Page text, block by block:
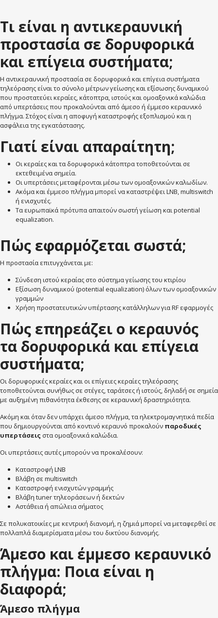
Τι είναι η αντικεραυνική
προστασία σε δορυφορικά
και επίγεια συστήματα;
Η αντικεραυνική προστασία σε δορυφορικά και επίγεια συστήματα
τηλεόρασης είναι το σύνολο μέτρων γείωσης και εξίσωσης δυναμικού
που προστατεύει κεραίες, κάτοπτρα, ιστούς και ομοαξονικά καλώδια
από υπερτάσεις που προκαλούνται από άμεσο ή έμμεσο κεραυνικό
πλήγμα. Στόχος είναι η αποφυγή καταστροφής εξοπλισμού και η
ασφάλεια της εγκατάστασης.
Γιατί είναι απαραίτητη;
Οι κεραίες και τα δορυφορικά κάτοπτρα τοποθετούνται σε
εκτεθειμένα σημεία.
Οι υπερτάσεις μεταφέρονται μέσω των ομοαξονικών καλωδίων.
Ακόμα και έμμεσο πλήγμα μπορεί να καταστρέψει LNB, multiswitch
ή ενισχυτές.
Τα ευρωπαϊκά πρότυπα απαιτούν σωστή γείωση και potential
equalization.
Πώς εφαρμόζεται σωστά;
Η προστασία επιτυγχάνεται με:
Σύνδεση ιστού κεραίας στο σύστημα γείωσης του κτιρίου
Εξίσωση δυναμικού (potential equalization) όλων των ομοαξονικών
γραμμών
Χρήση προστατευτικών υπέρτασης κατάλληλων για RF εφαρμογές
Πώς επηρεάζει ο κεραυνός
τα δορυφορικά και επίγεια
συστήματα;
Οι δορυφορικές κεραίες και οι επίγειες κεραίες τηλεόρασης
τοποθετούνται συνήθως σε στέγες, ταράτσες ή ιστούς, δηλαδή σε σημεία
με αυξημένη πιθανότητα έκθεσης σε κεραυνική δραστηριότητα.
Ακόμη και όταν δεν υπάρχει άμεσο πλήγμα, τα ηλεκτρομαγνητικά πεδία
που δημιουργούνται από κοντινό κεραυνό προκαλούν παροδικές
υπερτάσεις στα ομοαξονικά καλώδια.
Οι υπερτάσεις αυτές μπορούν να προκαλέσουν:
Καταστροφή LNB
Βλάβη σε multiswitch
Καταστροφή ενισχυτών γραμμής
Βλάβη tuner τηλεοράσεων ή δεκτών
Αστάθεια ή απώλεια σήματος
Σε πολυκατοικίες με κεντρική διανομή, η ζημιά μπορεί να μεταφερθεί σε
πολλαπλά διαμερίσματα μέσω του δικτύου διανομής.
Άμεσο και έμμεσο κεραυνικό
πλήγμα: Ποια είναι η
διαφορά;
Άμεσο πλήγμα